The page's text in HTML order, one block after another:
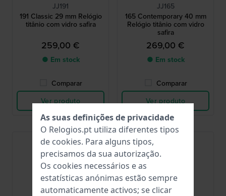
JJ191
191 Classic 29 mm Relógio
titânio com vidro safira
259,00 €
● Em stock
Comparar
Ver produto
JJ165
165 Contemporary 40 mm
Relógio titânio com vidro
safira
269,00 €
● Em stock
Comparar
Ver produto
As suas definições de privacidade
O Relogios.pt utiliza diferentes tipos
de cookies. Para alguns tipos,
precisamos da sua autorização.
Os cookies necessários e as
estatísticas anónimas estão sempre
automaticamente activos; se clicar